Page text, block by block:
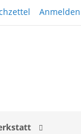
Anmelden